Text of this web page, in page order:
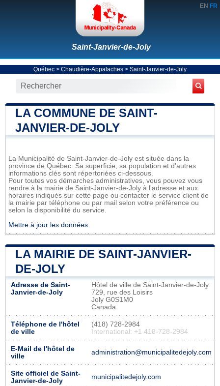
EN FR
Saint-Janvier-de-Joly
Québec > Chaudière-Appalaches > Saint-Janvier-de-Joly
LA COMMUNE DE SAINT-
JANVIER-DE-JOLY
La Municipalité de Saint-Janvier-de-Joly est située dans la
province de Québec. Sa superficie, sa population et d'autres
informations clés sont répertoriées ci-dessous.
Pour toutes vos démarches administratives, vous pouvez vous
rendre à la mairie de Saint-Janvier-de-Joly à l'adresse et aux
horaires indiqués sur cette page ou contacter le service client de
la mairie par téléphone ou par mail selon votre préférence ou
selon la disponibilité du service.
Mettre à jour les données
LA MAIRIE DE SAINT-JANVIER-
DE-JOLY
Adresse de Saint-
Janvier-de-Joly
Hôtel de ville de Saint-Janvier-de-Joly
729, rue des Loisirs
Joly G0S1M0
Canada
Téléphone de l'hôtel
de ville
(418) 728-2984
International: +1 418-728-2984
E-Mail de l'hôtel de
ville
administration@municipalitedejoly.com
Site officiel de Saint-
Janvier-de-Joly
municipalitedejoly.com